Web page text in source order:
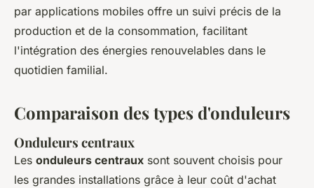
par applications mobiles offre un suivi précis de la
production et de la consommation, facilitant
l'intégration des énergies renouvelables dans le
quotidien familial.
Comparaison des types d'onduleurs
Onduleurs centraux
Les onduleurs centraux sont souvent choisis pour
les grandes installations grâce à leur coût d'achat